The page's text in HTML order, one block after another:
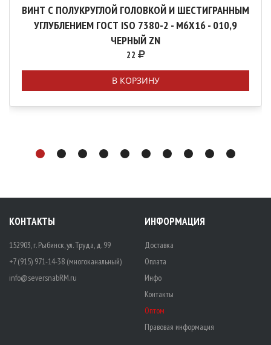
ВИНТ С ПОЛУКРУГЛОЙ ГОЛОВКОЙ И ШЕСТИГРАННЫМ
УГЛУБЛЕНИЕМ ГОСТ ISO 7380-2 - М6Х16 - 010,9
ЧЕРНЫЙ ZN
22
В КОРЗИНУ
КОНТАКТЫ
152903, г. Рыбинск, ул. Труда, д. 99
+7 (915) 971-14-38 (многоканальный)
info@seversnabRM.ru
ИНФОРМАЦИЯ
Доставка
Оплата
Инфо
Контакты
Оптом
Правовая информация